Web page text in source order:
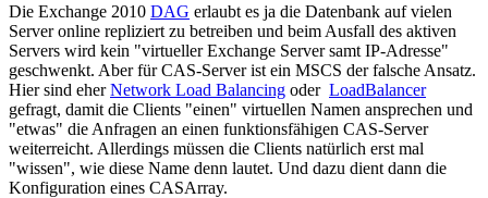
Die Exchange 2010 DAG erlaubt es ja die Datenbank auf vielen
Server online repliziert zu betreiben und beim Ausfall des aktiven
Servers wird kein "virtueller Exchange Server samt IP-Adresse"
geschwenkt. Aber für CAS-Server ist ein MSCS der falsche Ansatz.
Hier sind eherNetwork Load Balancing oder LoadBalancer
gefragt, damit die Clients "einen" virtuellen Namen ansprechen und
"etwas" die Anfragen an einen funktionsfähigen CAS-Server
weiterreicht. Allerdings müssen die Clients natürlich erst mal
"wissen", wie diese Name denn lautet. Und dazu dient dann die
Konfiguration eines CASArray.